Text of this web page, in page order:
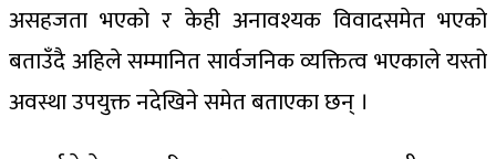
असहजता भएको र केही अनावश्यक विवादसमेत भएको
बताउँदै अहिले सम्मानित सार्वजनिक व्यक्तित्व भएकाले यस्तो
अवस्था उपयुक्त नदेखिने समेत बताएका छन् ।